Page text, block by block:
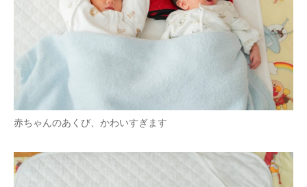
赤ちゃんのあくび、かわいすぎます